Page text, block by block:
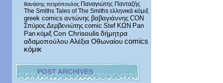
θανάσης πετρόπουλος Παναγιώτης Πανταζής
The Smiths Tales of The Smiths ελληνικά κόμιξ
greek comics αντώνης βαβαγιάννης CON
Σπύρος Δερβενιώτης comic Stef ΚΩΝ Pan
Pan κόμιξ Con Chrisoulis δήμητρα
αδαμοπούλου Αλέξια Οθωναίου comics
κόμικ
POST ARCHIVES